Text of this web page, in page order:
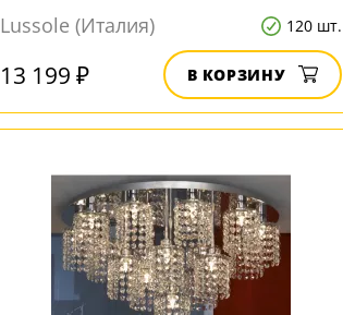
Lussole (Италия) 120 шт.
13 199 ₽ В КОРЗИНУ